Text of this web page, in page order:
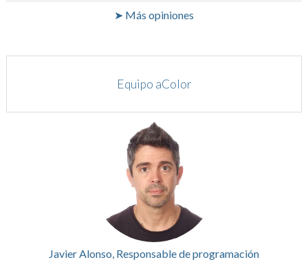
➤ Más opiniones
Equipo aColor
Javier Alonso, Responsable de programación